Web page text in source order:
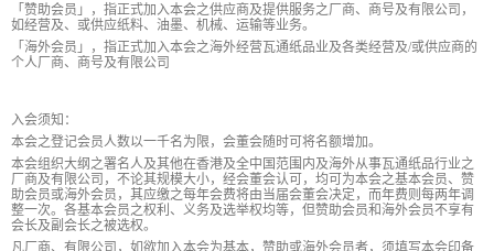
「赞助会员」，指正式加入本会之供应商及提供服务之厂商、商号及有限公司，
如经营及、或供应纸料、油墨、机械、运输等业务。
「海外会员」，指正式加入本会之海外经营瓦通纸品业及各类经营及/或供应商的
个人厂商、商号及有限公司
入会须知：
本会之登记会员人数以一千名为限，会董会随时可将名额增加。
本会组织大纲之署名人及其他在香港及全中国范围内及海外从事瓦通纸品行业之
厂商及有限公司，不论其规模大小，经会董会认可，均可为本会之基本会员、赞
助会员或海外会员，其应缴之每年会费将由当届会董会决定，而年费则每两年调
整一次。各基本会员之权利、义务及选举权均等，但赞助会员和海外会员不享有
会长及副会长之被选权。
凡厂商、有限公司，如欲加入本会为基本，赞助或海外会员者，须填写本会印备